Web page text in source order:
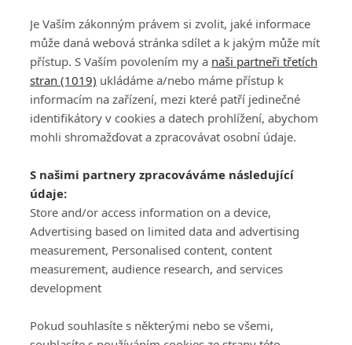
PŘIHLÁSIT
REGISTROVAT
DISKUZE
Šéfredaktorkou webu jePetr Slavík, e-mailserialy@fandimefilmu.cz
Máte-li zájem o inzerci na našem webu napište nám na e-mail
studio@koncal.com
Ochrana osobních údajů|Zásady používání cookies|Pravidla webu
Upravit nastavení soukromí
Je Vaším zákonným právem si zvolit, jaké informace
může daná webová stránka sdílet a k jakým může mít
přístup. S Vaším povolením my a naši partneři třetích
stran (1019) ukládáme a/nebo máme přístup k
informacím na zařízení, mezi které patří jedinečné
identifikátory v cookies a datech prohlížení, abychom
mohli shromažďovat a zpracovávat osobní údaje.
S našimi partnery zpracováváme následující
údaje:
Store and/or access information on a device,
Advertising based on limited data and advertising
measurement, Personalised content, content
measurement, audience research, and services
development
Pokud souhlasíte s některými nebo se všemi,